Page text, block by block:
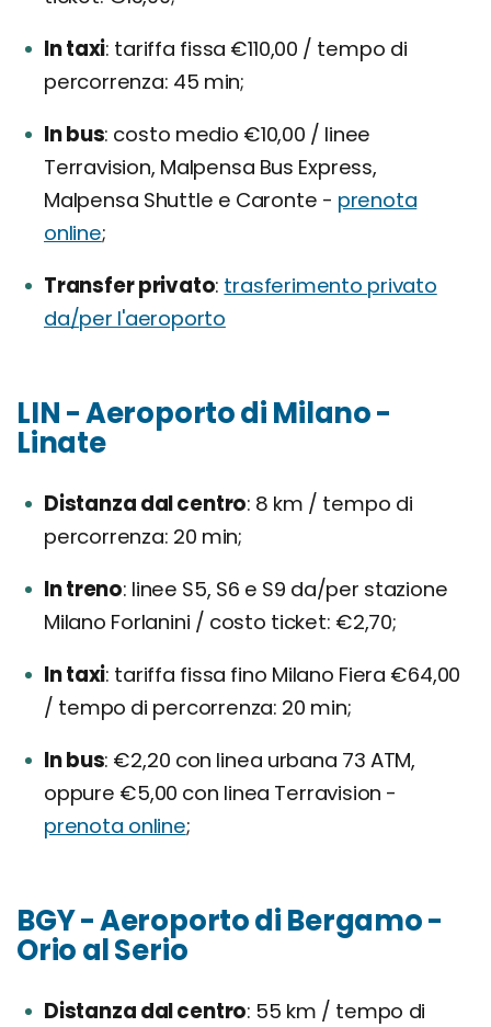
In taxi tariffa fissa €110,00 / tempo di
percorrenza: 45 min;
In bus costo medio €10,00 / linee
Terravision, Malpensa Bus Express,
Malpensa Shuttle e Caronte - prenota
online;
Transfer privato trasferimento privato
da/per l'aeroporto
LIN - Aeroporto di Milano -
Linate
Distanza dal centro 8 km / tempo di
percorrenza: 20 min;
In treno linee S5, S6 e S9 da/per stazione
Milano Forlanini / costo ticket: €2,70;
In taxi tariffa fissa fino Milano Fiera €64,00
/ tempo di percorrenza: 20 min;
In bus €2,20 con linea urbana 73 ATM,
oppure €5,00 con linea Terravision -
prenota online;
BGY - Aeroporto di Bergamo -
Orio al Serio
Distanza dal centro 55 km / tempo di